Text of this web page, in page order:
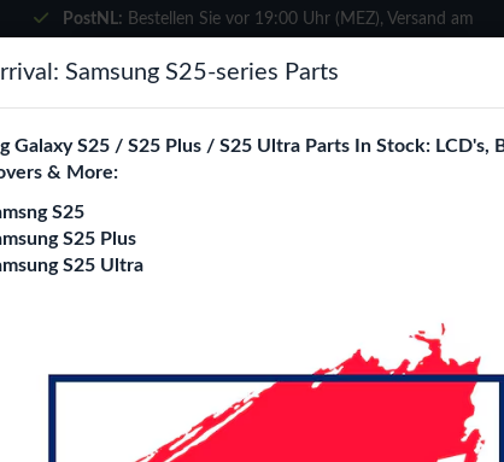
Wählen Sie Ihre Sprache
Es sieht so aus, als wären Sie in
Vereinigte Staaten
PostNL: Bestellen Sie vor 19:00 Uhr (MEZ), Versand am
Blogs
Watch Series 8 (41mm) Ersatzteile
ist Ihr spezialisierter B2B Großhandel für Apple Watch
und Europa. Wir beliefern ausschließlich
Samsung S25-series Parts
Galaxy S25 / S25 Plus / S25 Ultra Parts In Stock: LCD's,
& More:
S25
S25 Plus
S25 Ultra